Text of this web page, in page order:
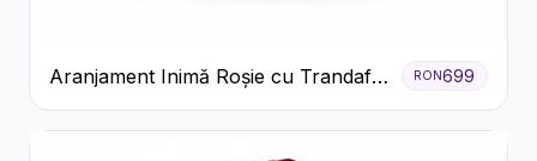
Aranjament Inimă Roșie cu Trandafiri
și Ferrero Rocher Premium
RON699